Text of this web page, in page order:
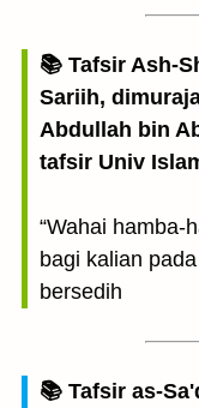
📚 Tafsir Ash-
Sariih,
Abdullah bin
tafsir Univ
“Wahai hamba-
bagi kalian
bersedih
📚 Tafsir as-